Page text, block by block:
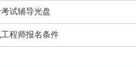
试辅导光盘
程师报名条件